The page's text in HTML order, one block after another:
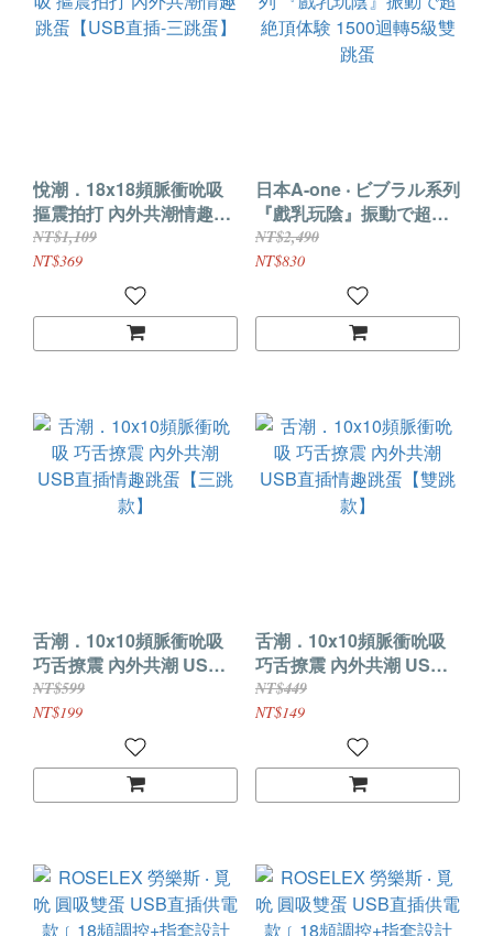
悅潮．18x18頻脈衝吮吸
摳震拍打 內外共潮情趣跳
蛋【USB直插-三跳蛋】
NT$1,109
NT$369
日本A-one ‧ ビブラル系列
『戲乳玩陰』振動で超絶
頂体験 1500迴轉5級雙跳
蛋
NT$2,490
NT$830
舌潮．10x10頻脈衝吮吸
巧舌撩震 內外共潮 USB
直插情趣跳蛋【三跳款】
NT$599
NT$199
舌潮．10x10頻脈衝吮吸
巧舌撩震 內外共潮 USB
直插情趣跳蛋【雙跳款】
NT$449
NT$149